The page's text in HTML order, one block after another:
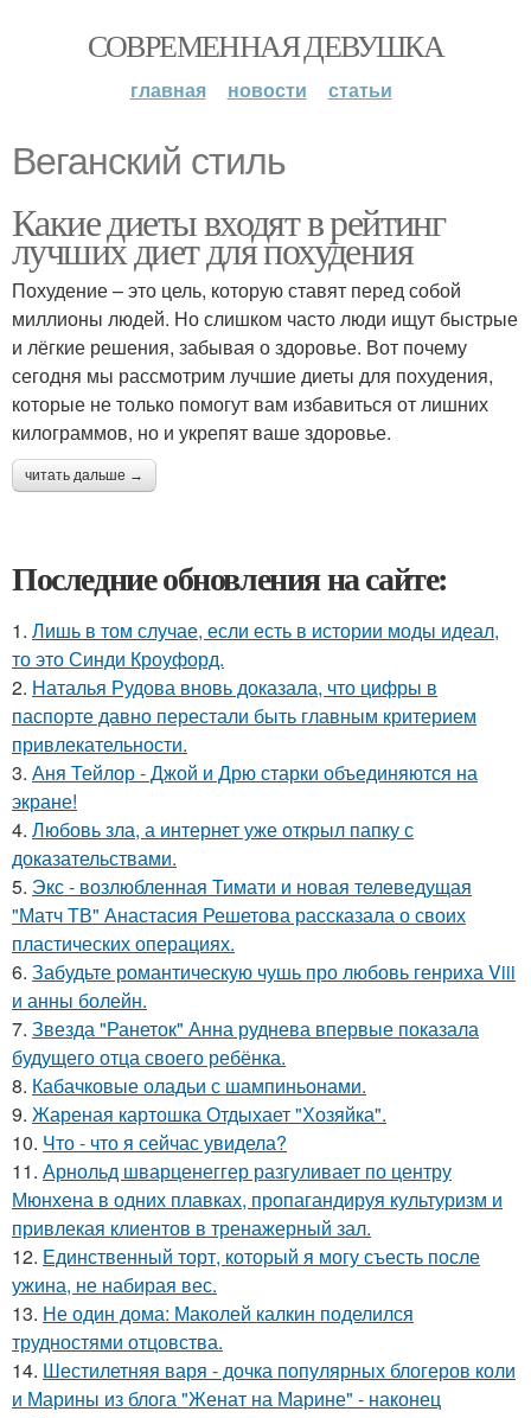
СОВРЕМЕННАЯ ДЕВУШКА
главная новости статьи
Веганский стиль
Какие диеты входят в рейтинг
лучших диет для похудения
Похудение – это цель, которую ставят перед собой
миллионы людей. Но слишком часто люди ищут быстрые
и лёгкие решения, забывая о здоровье. Вот почему
сегодня мы рассмотрим лучшие диеты для похудения,
которые не только помогут вам избавиться от лишних
килограммов, но и укрепят ваше здоровье.
читать дальше →
Последние обновления на сайте:
1. Лишь в том случае, если есть в истории моды идеал,
то это Синди Кроуфорд.
2. Наталья Рудова вновь доказала, что цифры в
паспорте давно перестали быть главным критерием
привлекательности.
3. Аня Тейлор - Джой и Дрю старки объединяются на
экране!
4. Любовь зла, а интернет уже открыл папку с
доказательствами.
5. Экс - возлюбленная Тимати и новая телеведущая
"Матч ТВ" Анастасия Решетова рассказала о своих
пластических операциях.
6. Забудьте романтическую чушь про любовь генриха Viii
и анны болейн.
7. Звезда "Ранеток" Анна руднева впервые показала
будущего отца своего ребёнка.
8. Кабачковые оладьи с шампиньонами.
9. Жареная картошка Отдыхает "Хозяйка".
10. Что - что я сейчас увидела?
11. Арнольд шварценеггер разгуливает по центру
Мюнхена в одних плавках, пропагандируя культуризм и
привлекая клиентов в тренажерный зал.
12. Единственный торт, который я могу съесть после
ужина, не набирая вес.
13. Не один дома: Маколей калкин поделился
трудностями отцовства.
14. Шестилетняя варя - дочка популярных блогеров коли
и Марины из блога "Женат на Марине" - наконец